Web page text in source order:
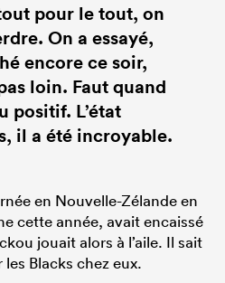
pour le tout, on
On a essayé,
encore ce soir,
loin. Faut quand
positif. L’état
il a été incroyable.
en Nouvelle-Zélande en
cette année, avait encaissé
jouait alors à l’aile. Il sait
Blacks chez eux.